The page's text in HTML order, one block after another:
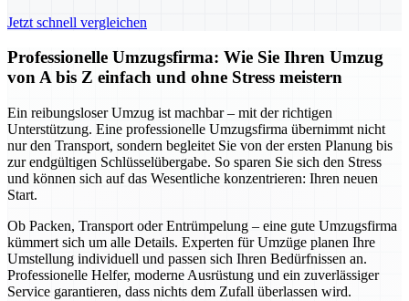
Jetzt schnell vergleichen
Professionelle Umzugsfirma: Wie Sie Ihren Umzug
von A bis Z einfach und ohne Stress meistern
Ein reibungsloser Umzug ist machbar – mit der richtigen
Unterstützung. Eine professionelle Umzugsfirma übernimmt nicht
nur den Transport, sondern begleitet Sie von der ersten Planung bis
zur endgültigen Schlüsselübergabe. So sparen Sie sich den Stress
und können sich auf das Wesentliche konzentrieren: Ihren neuen
Start.
Ob Packen, Transport oder Entrümpelung – eine gute Umzugsfirma
kümmert sich um alle Details. Experten für Umzüge planen Ihre
Umstellung individuell und passen sich Ihren Bedürfnissen an.
Professionelle Helfer, moderne Ausrüstung und ein zuverlässiger
Service garantieren, dass nichts dem Zufall überlassen wird.